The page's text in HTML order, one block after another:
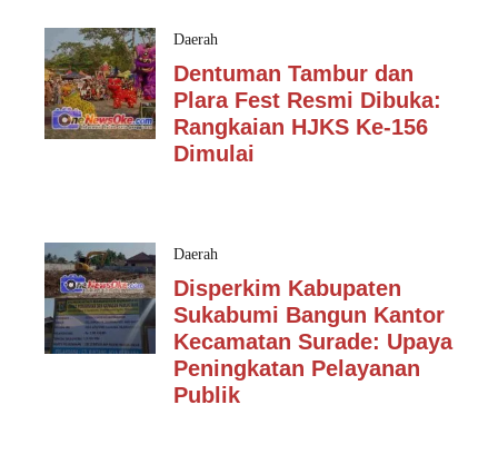
Daerah
Dentuman Tambur dan
Plara Fest Resmi Dibuka:
Rangkaian HJKS Ke-156
Dimulai
Daerah
Disperkim Kabupaten
Sukabumi Bangun Kantor
Kecamatan Surade: Upaya
Peningkatan Pelayanan
Publik